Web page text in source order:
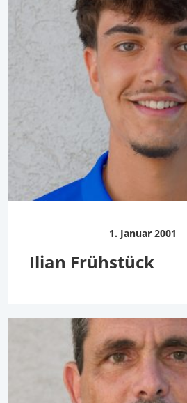
1. Januar 2001
Ilian Frühstück